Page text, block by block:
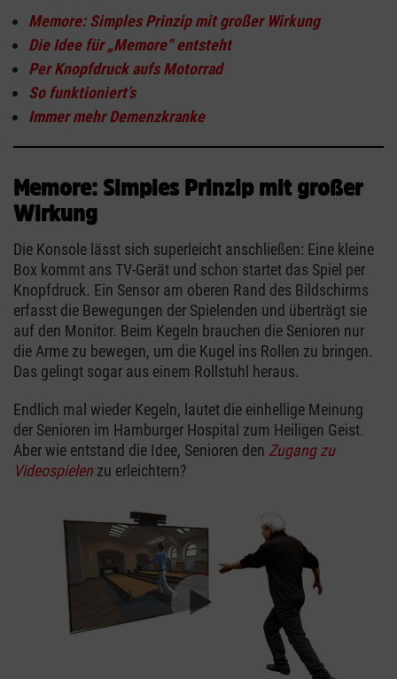
Memore: Simples Prinzip mit großer Wirkung
Die Idee für „Memore“ entsteht
Per Knopfdruck aufs Motorrad
So funktioniert’s
Immer mehr Demenzkranke
Memore: Simples Prinzip mit großer
Wirkung
Die Konsole lässt sich superleicht anschließen: Eine kleine
Box kommt ans TV-Gerät und schon startet das Spiel per
Knopfdruck. Ein Sensor am oberen Rand des Bildschirms
erfasst die Bewegungen der Spielenden und überträgt sie
auf den Monitor. Beim Kegeln brauchen die Senioren nur
die Arme zu bewegen, um die Kugel ins Rollen zu bringen.
Das gelingt sogar aus einem Rollstuhl heraus.
Endlich mal wieder Kegeln, lautet die einhellige Meinung
der Senioren im Hamburger Hospital zum Heiligen Geist.
Aber wie entstand die Idee, Senioren den Zugang zu
Videospielen zu erleichtern?